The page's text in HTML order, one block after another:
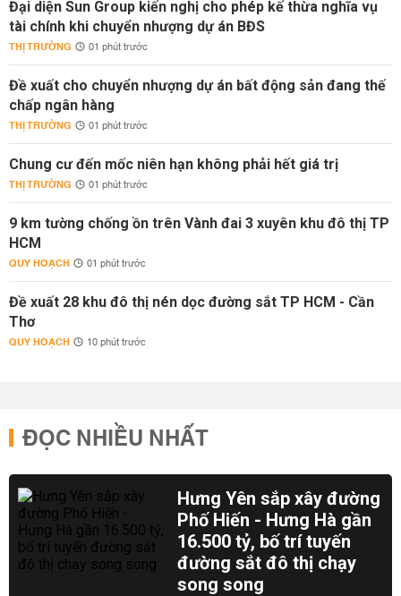
Đại diện Sun Group kiến nghị cho phép kế thừa nghĩa vụ
tài chính khi chuyển nhượng dự án BĐS
THỊ TRƯỜNG 01 phút trước
Đề xuất cho chuyển nhượng dự án bất động sản đang thế
chấp ngân hàng
THỊ TRƯỜNG 01 phút trước
Chung cư đến mốc niên hạn không phải hết giá trị
THỊ TRƯỜNG 01 phút trước
9 km tường chống ồn trên Vành đai 3 xuyên khu đô thị TP
HCM
QUY HOẠCH 01 phút trước
Đề xuất 28 khu đô thị nén dọc đường sắt TP HCM - Cần
Thơ
QUY HOẠCH 10 phút trước
ĐỌC NHIỀU NHẤT
Hưng Yên sắp xây đường
Phố Hiến - Hưng Hà gần
16.500 tỷ, bố trí tuyến
đường sắt đô thị chạy
song song